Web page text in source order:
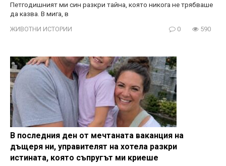
Петгодишният ми син разкри тайна, която никога не трябваше
да казва. В мига, в
ЖИВОТНИ ИСТОРИИ 0 590
В последния ден от мечтаната ваканция на
дъщеря ни, управителят на хотела разкри
истината, която съпругът ми криеше